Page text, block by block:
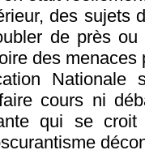
des
de près
des menaces
cours ni
qui se